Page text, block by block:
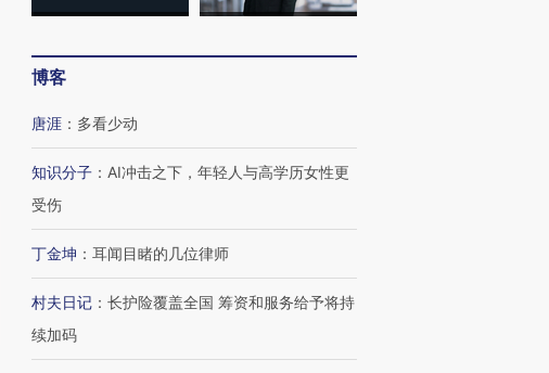
博客
唐涯 ： 多看少动
知识分子 ： AI冲击之下，年轻人与高学历女性更
受伤
丁金坤 ： 耳闻目睹的几位律师
村夫日记 ： 长护险覆盖全国 筹资和服务给予将持
续加码